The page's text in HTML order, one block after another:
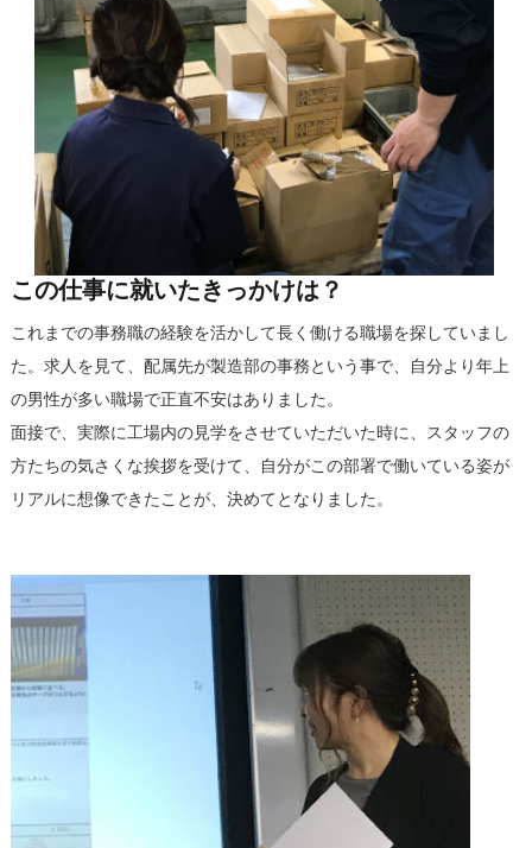
この仕事に就いたきっかけは？
これまでの事務職の経験を活かして長く働ける職場を探していまし
た。求人を見て、配属先が製造部の事務という事で、自分より年上
の男性が多い職場で正直不安はありました。
面接で、実際に工場内の見学をさせていただいた時に、スタッフの
方たちの気さくな挨拶を受けて、自分がこの部署で働いている姿が
リアルに想像できたことが、決めてとなりました。